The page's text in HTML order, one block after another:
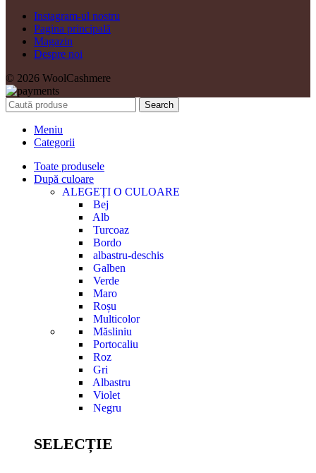
Instagram-ul nostru
Pagina principală
Magazin
Despre noi
© 2026 WoolCashmere
Search
Meniu
Categorii
Toate produsele
După culoare
ALEGEȚI O CULOARE
Bej
Alb
Turcoaz
Bordo
albastru-deschis
Galben
Verde
Maro
Roșu
Multicolor
Măsliniu
Portocaliu
Roz
Gri
Albastru
Violet
Negru
SELECȚIE